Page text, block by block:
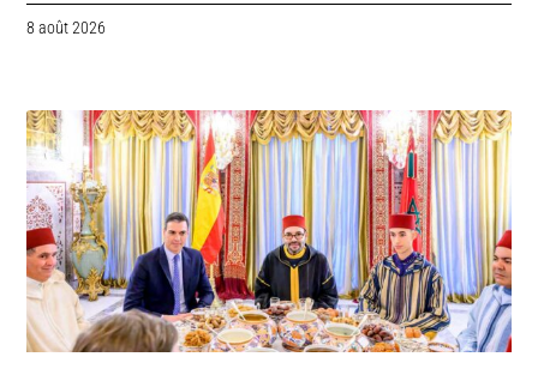
8 août 2026